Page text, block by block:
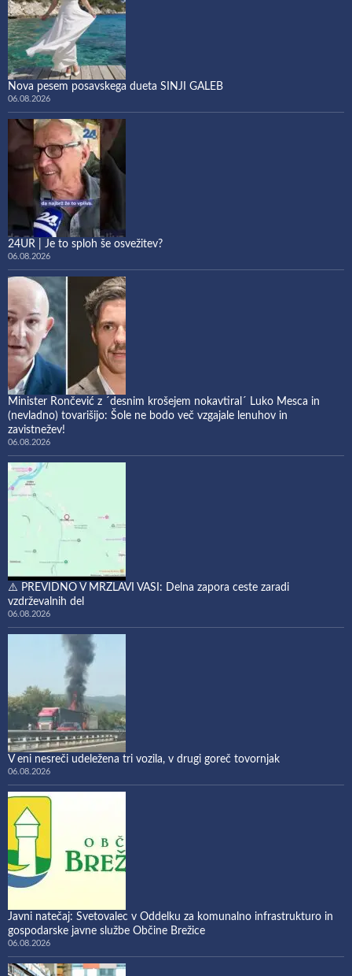
Nova pesem posavskega dueta SINJI GALEB
06.08.2026
24UR | Je to sploh še osvežitev?
06.08.2026
Minister Rončević z ´desnim krošejem nokavtiral´ Luko Mesca in
(nevladno) tovarišijo: Šole ne bodo več vzgajale lenuhov in
zavistnežev!
06.08.2026
⚠️ PREVIDNO V MRZLAVI VASI: Delna zapora ceste zaradi
vzdrževalnih del
06.08.2026
V eni nesreči udeležena tri vozila, v drugi goreč tovornjak
06.08.2026
Javni natečaj: Svetovalec v Oddelku za komunalno infrastrukturo in
gospodarske javne službe Občine Brežice
06.08.2026